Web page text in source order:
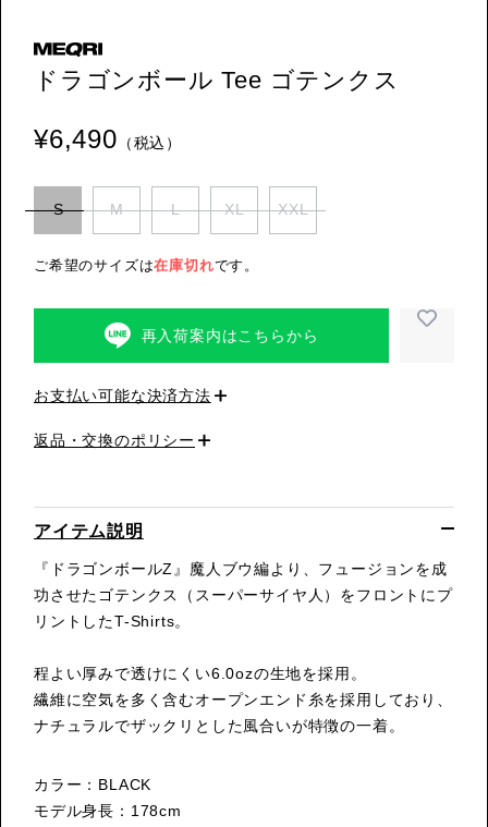
ドラゴンボール Tee ゴテンクス
¥6,490 （税込）
S M L XL XXL
ご希望のサイズは在庫切れです。
再入荷案内はこちらから
お支払い可能な決済方法
返品・交換のポリシー
アイテム説明
『ドラゴンボールZ』魔人ブウ編より、フュージョンを成
功させたゴテンクス（スーパーサイヤ人）をフロントにプ
リントしたT-Shirts。
程よい厚みで透けにくい6.0ozの生地を採用。
繊維に空気を多く含むオープンエンド糸を採用しており、
ナチュラルでザックリとした風合いが特徴の一着。
カラー：BLACK
モデル身長：178cm